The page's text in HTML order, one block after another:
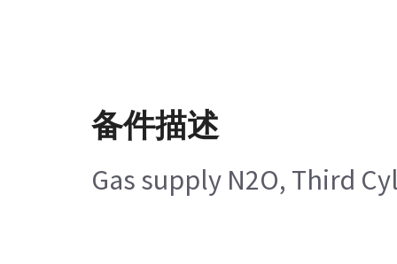
备件描述
Gas supply N2O, Third